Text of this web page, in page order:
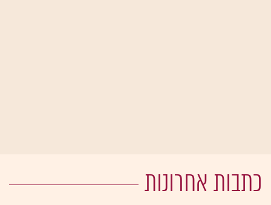
כתבות אחרונות